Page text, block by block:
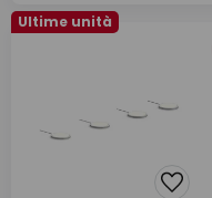
Ultime unità